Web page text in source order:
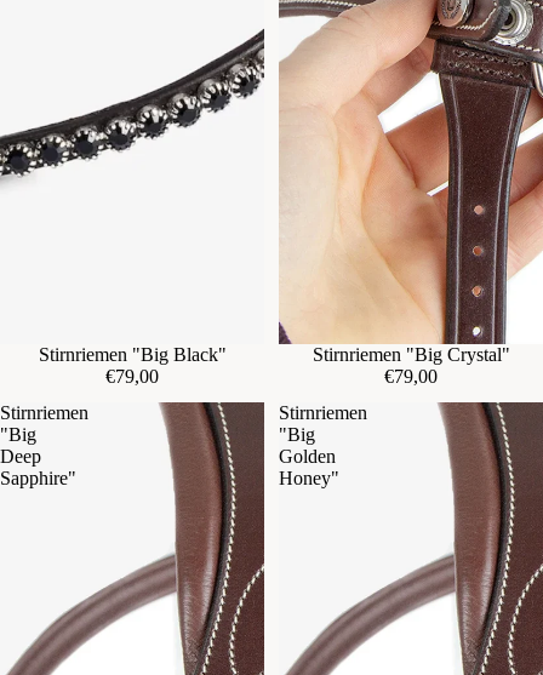
Ausverkauft
Stirnriemen "Big Black"
€79,00
Stirnriemen "Big Crystal"
€79,00
Stirnriemen
"Big
Deep
Sapphire"
Stirnriemen
"Big
Golden
Honey"